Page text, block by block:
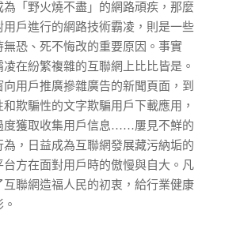
「野火燒不盡」的網路頑疾，那麼
用戶進行的網路技術霸凌，則是一些
無恐、死不悔改的重要原因。事實
凌在紛繁複雜的互聯網上比比皆是。
用戶推廣摻雜廣告的新聞頁面，到
欺騙性的文字欺騙用戶下載應用，
度獲取收集用戶信息……屢見不鮮的
，日益成為互聯網發展藏污納垢的
台方在面對用戶時的傲慢與自大。凡
互聯網造福人民的初衷，給行業健康